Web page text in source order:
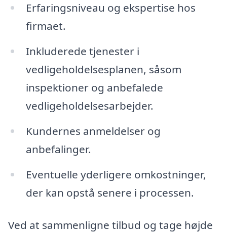
Erfaringsniveau og ekspertise hos
firmaet.
Inkluderede tjenester i
vedligeholdelsesplanen, såsom
inspektioner og anbefalede
vedligeholdelsesarbejder.
Kundernes anmeldelser og
anbefalinger.
Eventuelle yderligere omkostninger,
der kan opstå senere i processen.
Ved at sammenligne tilbud og tage højde